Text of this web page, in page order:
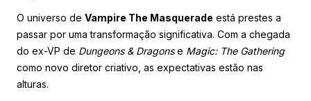
O universo de Vampire The Masquerade está prestes a
passar por uma transformação significativa. Com a chegada
do ex-VP de Dungeons & Dragonse Magic: The Gathering
como novo diretor criativo, as expectativas estão nas
alturas.